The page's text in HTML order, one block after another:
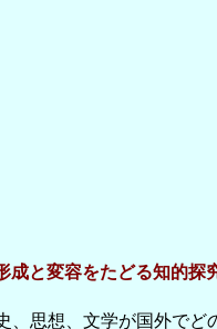
成と変容をたどる知的探
、思想、文学が国外で